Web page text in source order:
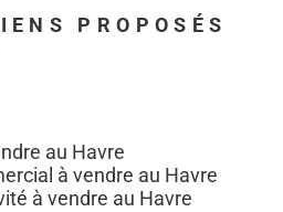
PROPOSÉS
au Havre
à vendre au Havre
à vendre au Havre